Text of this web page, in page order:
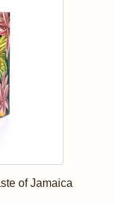
of Jamaica